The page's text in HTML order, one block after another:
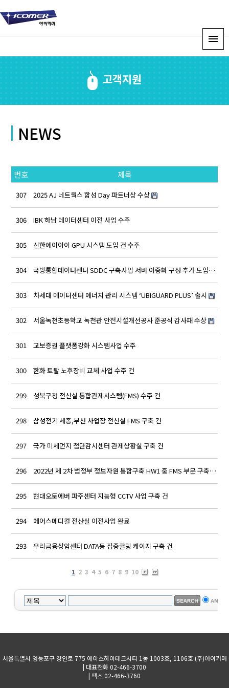
고객지원
NEWS
번호 제목
307 2025 AJ 네트웍스 함성 Day 파트너상 수상
306 IBK 하남 데이터센터 이전 사업 수주
305 신한에이아이 GPU 시스템 도입 건 수주
304 국방통합데이터센터 SDDC 구축사업 서버 이중화 구성 추가 도입…
303 차세대 데이터센터 에너지 관리 시스템 ‘UBIGUARD PLUS’ 출시
302 서울녹천초등학교 녹천관 안전시설개선공사 준공식 감사패 수상
301 교보증권 플랫폼강화 시스템사업 수주
300 한화 토탈 노후장비 교체 사업 수주 건
299 성북구청 전산실 통합관제시스템(FMS) 수주 건
298 삼성전기 세종,부산 사업장 전산실 FMS 구축 건
297 국가 미세먼지 첨단감시센터 관제상황실 구축 건
296 2022년 제 2차 범정부 정보자원 통합구축 HW1 중 FMS 부문 구축…
295 현대오토에버 파주센터 지능형 CCTV 사업 구축 건
294 에어스메디컬 전산실 이전사업 완료
293 우리금융상암센터 DATA동 집중쿨링 케이지 구축 건
1 2 3 4 5 6 7 8 9 10
서울특별시 영등포구 경인로 775 에이스하이테크시티 1동 1003호, 1106호 (주)아이커머
| 대표전화 02-466-3700
| 팩스 02-466-3760